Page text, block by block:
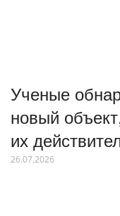
Ученые
новый
их
26.07.2026